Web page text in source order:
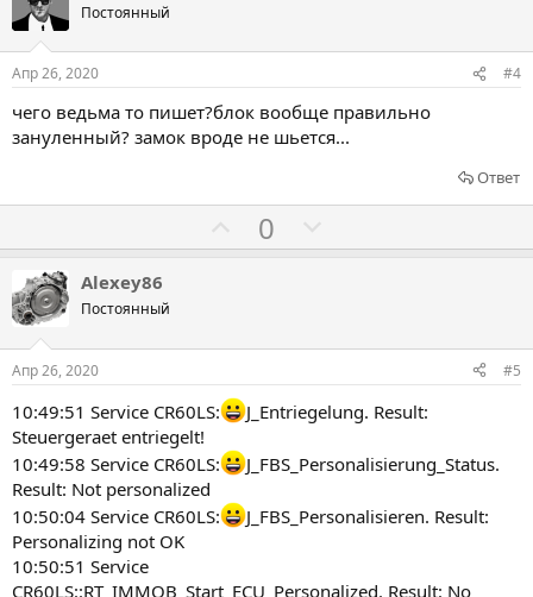
с
в
а
т
з
а
с
в
а
т
п
р
в
Постоянный
Апр 26, 2020 #4
чего ведьма то пишет?блок вообще правильно
зануленный? замок вроде не шьется...
Ответ
о
с
в
а
т
ь
з
а
0
о
с
в
а
т
ь
п
Alexey86
Постоянный
Апр 26, 2020 #5
10:49:51 Service CR60LS:
J_Entriegelung. Result:
Steuergeraet entriegelt!
10:49:58 Service CR60LS:
J_FBS_Personalisierung_Status.
Result: Not personalized
10:50:04 Service CR60LS:
J_FBS_Personalisieren. Result:
Personalizing not OK
10:50:51 Service
CR60LS::RT_IMMOB_Start_ECU_Personalized. Result: No